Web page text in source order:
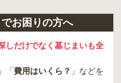
墨田区
杉並区
でお困りの方へ
しだけでなく墓じまいも全
」「 費用はいくら？ 」などを